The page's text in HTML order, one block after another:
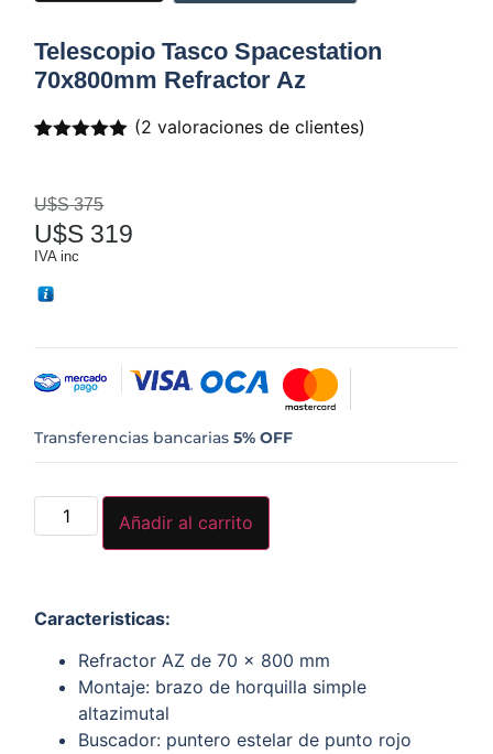
Telescopio Tasco Spacestation
70x800mm Refractor Az
a
valoraciones
de clientes
(2 valoraciones de clientes)
U$S375
U$S 319
IVA inc
Transferencias bancarias5% OFF
Añadir al carrito
Caracteristicas:
Refractor AZ de 70 x 800 mm
Montaje: brazo de horquilla simple
altazimutal
Buscador: puntero estelar de punto rojo